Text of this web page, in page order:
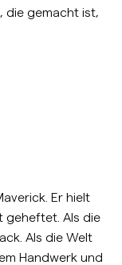
die gemacht ist,
Er hielt
geheftet. Als die
Als die Welt
Handwerk und